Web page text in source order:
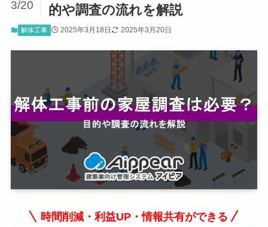
的や調査の流れを解説
3/20
解体工事 2025年3月18日 2025年3月20日
時間削減・利益UP・情報共有ができる